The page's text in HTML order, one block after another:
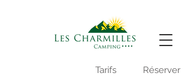
Tarifs Réserver